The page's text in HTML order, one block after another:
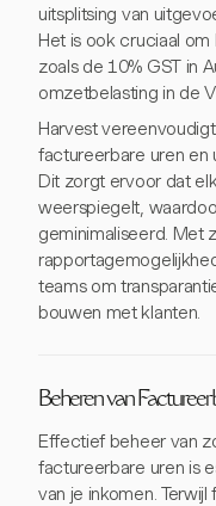
uitsplitsing van
Het is ook cruciaal
zoals de 10% GST in
omzetbelasting in de
Harvest
factureerbare uren en
Dit zorgt ervoor dat
weerspiegelt,
geminimaliseerd. Met
teams om
bouwen met klanten.
Beheren van
Effectief beheer van
factureerbare uren is
van je inkomen.